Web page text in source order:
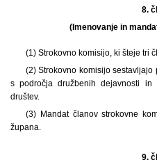
8.
(Imenovanje in
(1) Strokovno komisijo, ki šteje tri
(2) Strokovno komisijo
s področja družbenih dejavnosti in
društev.
(3) Mandat članov strokovne
župana.
9.